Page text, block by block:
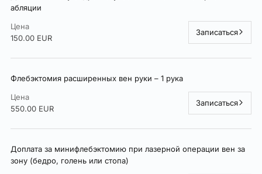
абляции
Цена
150.00 EUR
Записаться
Флебэктомия расширенных вен руки – 1 рука
Цена
550.00 EUR
Записаться
Доплата за минифлебэктомию при лазерной операции вен за
зону (бедро, голень или стопа)